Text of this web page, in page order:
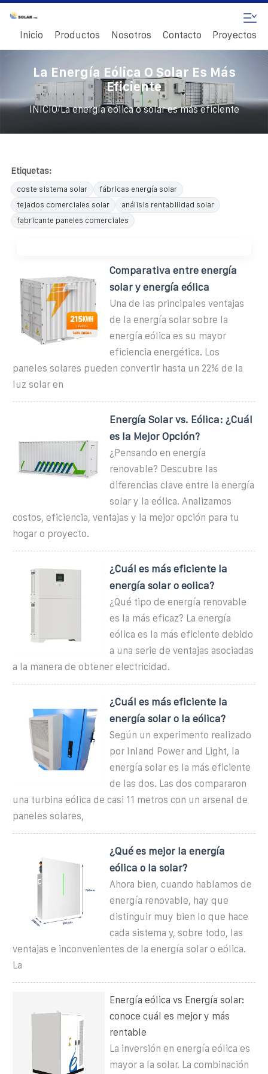
Inicio Productos Nosotros Contacto Proyectos
La Energía Eólica O Solar Es Más
Eficiente
INICIO/La energía eólica o solar es más eficiente
Etiquetas:
coste sistema solar
fábricas energía solar
tejados comerciales solar
análisis rentabilidad solar
fabricante paneles comerciales
Comparativa entre energía
solar y energía eólica
Una de las principales ventajas
de la energía solar sobre la
energía eólica es su mayor
eficiencia energética. Los
paneles solares pueden convertir hasta un 22% de la
luz solar en
Energía Solar vs. Eólica: ¿Cuál
es la Mejor Opción?
¿Pensando en energía
renovable? Descubre las
diferencias clave entre la energía
solar y la eólica. Analizamos
costos, eficiencia, ventajas y la mejor opción para tu
hogar o proyecto.
¿Cuál es más eficiente la
energía solar o eolica?
¿Qué tipo de energía renovable
es la más eficaz? La energía
eólica es la más eficiente debido
a una serie de ventajas asociadas
a la manera de obtener electricidad.
¿Cuál es más eficiente la
energía solar o la eólica?
Según un experimento realizado
por Inland Power and Light, la
energía solar es la más eficiente
de las dos. Las dos compararon
una turbina eólica de casi 11 metros con un arsenal de
paneles solares,
¿Qué es mejor la energía
eólica o la solar?
Ahora bien, cuando hablamos de
energía renovable, hay que
distinguir muy bien lo que hace
cada sistema y, sobre todo, las
ventajas e inconvenientes de la energía solar o eólica.
La
Energía eólica vs Energía solar:
conoce cuál es mejor y más
rentable
La inversión en energía eólica es
mayor a la solar. La combinación